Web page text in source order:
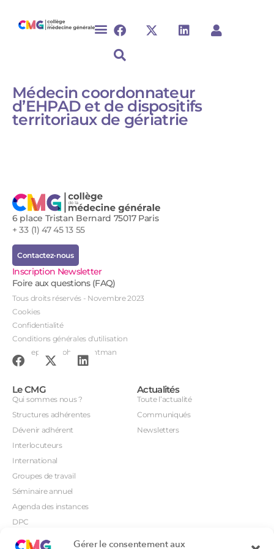
Gérer le consentement aux
Médecin coordonnateur
d’EHPAD et de dispositifs
territoriaux de gériatrie
6 place Tristan Bernard 75017 Paris
+ 33 (1) 47 45 13 55
Contactez-nous
Inscription Newsletter
Foire aux questions (FAQ)
Tous droits réservés - Novembre 2023
Cookies
Confidentialité
Conditions générales d'utilisation
Conception : John Brightman
Le CMG
Qui sommes nous ?
Structures adhérentes
Dévenir adhérent
Interlocuteurs
International
Groupes de travail
Séminaire annuel
Agenda des instances
DPC
Actualités
Toute l’actualité
Communiqués
Newsletters